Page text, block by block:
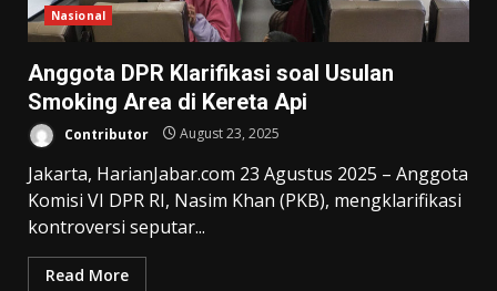
Nasional
Anggota DPR Klarifikasi soal Usulan
Smoking Area di Kereta Api
Contributor August 23, 2025
Jakarta, HarianJabar.com 23 Agustus 2025 – Anggota
Komisi VI DPR RI, Nasim Khan (PKB), mengklarifikasi
kontroversi seputar...
Read More